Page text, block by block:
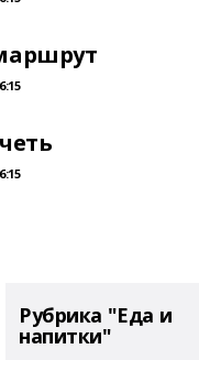
Рубрика "Еда и
напитки"